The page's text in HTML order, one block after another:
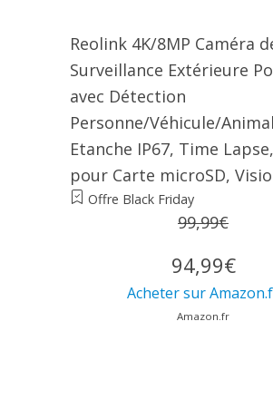
Reolink 4K/8MP Caméra
Surveillance Extérieure
avec Détection
Personne/Véhicule/
Etanche IP67, Time
pour Carte microSD,
Offre Black Friday
99,99€
94,99€
Acheter sur
Amazon.fr